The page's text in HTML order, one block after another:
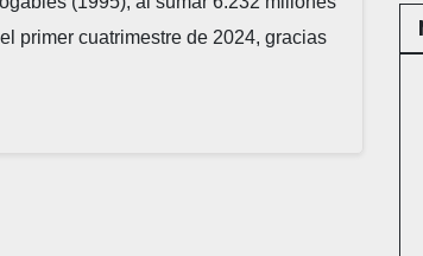
primer cuatrimestre de 2024, gracias